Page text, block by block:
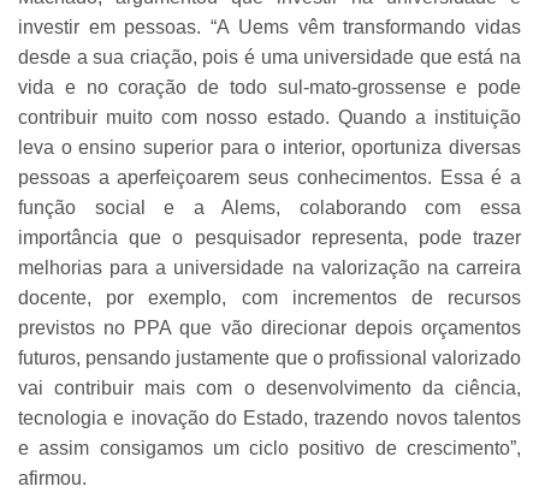
investir em pessoas. “A Uems vêm transformando vidas
desde a sua criação, pois é uma universidade que está na
vida e no coração de todo sul-mato-grossense e pode
contribuir muito com nosso estado. Quando a instituição
leva o ensino superior para o interior, oportuniza diversas
pessoas a aperfeiçoarem seus conhecimentos. Essa é a
função social e a Alems, colaborando com essa
importância que o pesquisador representa, pode trazer
melhorias para a universidade na valorização na carreira
docente, por exemplo, com incrementos de recursos
previstos no PPA que vão direcionar depois orçamentos
futuros, pensando justamente que o profissional valorizado
vai contribuir mais com o desenvolvimento da ciência,
tecnologia e inovação do Estado, trazendo novos talentos
e assim consigamos um ciclo positivo de crescimento”,
afirmou.